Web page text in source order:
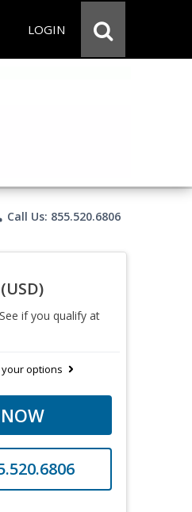
LOGIN
Call Us: 855.520.6806
(USD)
if you qualify at
options